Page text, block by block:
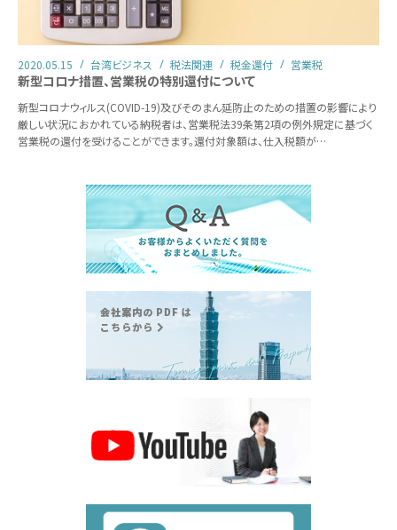
2020.05.15 台湾ビジネス 税法関連 税金還付 営業税
新型コロナ措置、営業税の特別還付について
新型コロナウィルス(COVID-19)及びそのまん延防止のための措置の影響により
厳しい状況におかれている納税者は、営業税法39条第2項の例外規定に基づく
営業税の還付を受けることができます。還付対象額は、仕入税額が…